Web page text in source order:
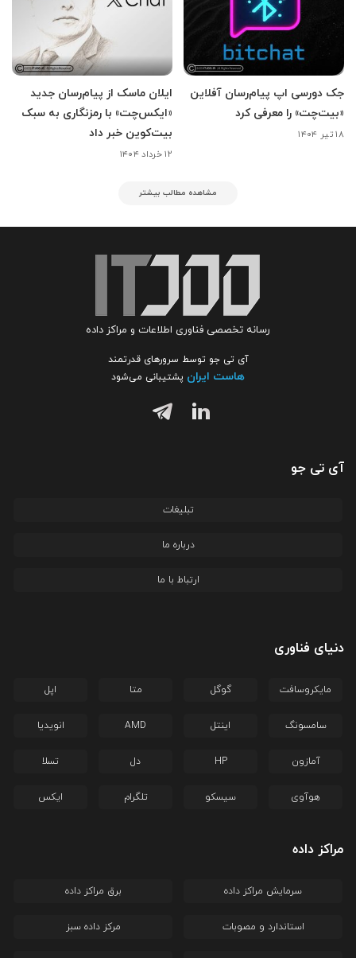
جک دورسی اپ پیام‌رسان آفلاین
«بیت‌چت» را معرفی کرد
۱۸ تیر ۱۴۰۴
ایلان ماسک از پیام‌رسان جدید
«ایکس‌چت» با رمزنگاری به سبک
بیت‌کوین خبر داد
۱۲ خرداد ۱۴۰۴
مشاهده مطالب بیشتر
رسانه تخصصی فناوری اطلاعات و مراکز داده
آی تی جو توسط سرورهای قدرتمند
هاست ایران پشتیبانی می‌شود
آی تی جو
تبلیغات
درباره ما
ارتباط با ما
دنیای فناوری
مایکروسافت گوگل متا اپل
سامسونگ اینتل AMD انویدیا
آمازون HP دل تسلا
هوآوی سیسکو تلگرام ایکس
مراکز داده
سرمایش مراکز داده برق مراکز داده
استاندارد و مصوبات مرکز داده سبز